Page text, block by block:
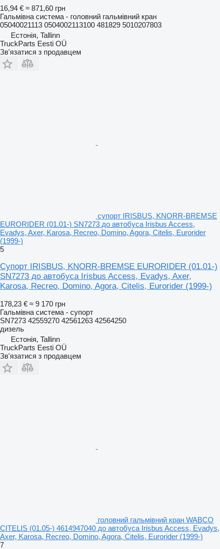
16,94 € ≈ 871,60 грн
Гальмівна система - головний гальмівний кран
05040021113 0504002113100 481829 5010207803
Естонія, Tallinn
TruckParts Eesti OÜ
Зв'язатися з продавцем
супорт IRISBUS, KNORR-BREMSE
EURORIDER (01.01-) SN7273 до автобуса Irisbus Access,
Evadys, Axer, Karosa, Recreo, Domino, Agora, Citelis, Eurorider
(1999-)
5
Супорт IRISBUS, KNORR-BREMSE EURORIDER (01.01-)
SN7273 до автобуса Irisbus Access, Evadys, Axer,
Karosa, Recreo, Domino, Agora, Citelis, Eurorider (1999-)
178,23 € ≈ 9 170 грн
Гальмівна система - супорт
SN7273 42559270 42561263 42564250
дизель
Естонія, Tallinn
TruckParts Eesti OÜ
Зв'язатися з продавцем
головний гальмівний кран WABCO
CITELIS (01.05-) 4614947040 до автобуса Irisbus Access, Evadys,
Axer, Karosa, Recreo, Domino, Agora, Citelis, Eurorider (1999-)
7